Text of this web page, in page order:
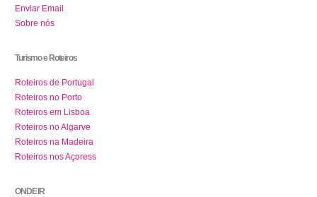
Enviar Email
Sobre nós
Turismo e Roteiros
Roteiros de Portugal
Roteiros no Porto
Roteiros em Lisboa
Roteiros no Algarve
Roteiros na Madeira
Roteiros nos Açoress
ONDE IR